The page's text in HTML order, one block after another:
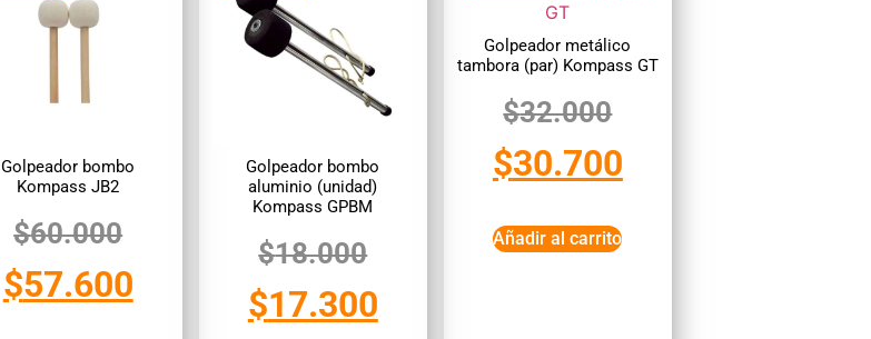
Golpeador bombo
Kompass JB2
$60.000
$57.600
Golpeador bombo
aluminio (unidad)
Kompass GPBM
$18.000
$17.300
Golpeador metálico
tambora (par) Kompass GT
$32.000
$30.700
Añadir al carrito